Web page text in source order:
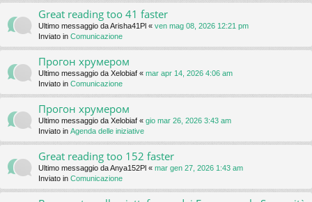
Great reading too 41 faster
Ultimo messaggio daArisha41Pl « ven mag 08, 2026 12:21 pm
Inviato in Comunicazione
Прогон хрумером
Ultimo messaggio da Xelobiaf « mar apr 14, 2026 4:06 am
Inviato in Comunicazione
Прогон хрумером
Ultimo messaggio da Xelobiaf « gio mar 26, 2026 3:43 am
Inviato in Agenda delle iniziative
Great reading too 152 faster
Ultimo messaggio daAnya152Pl « mar gen 27, 2026 1:43 am
Inviato in Comunicazione